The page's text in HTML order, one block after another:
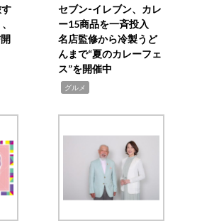
セブン‐イレブン、カレ
ー15商品を一斉投入
名店監修から冷製うど
んまで“夏のカレーフェ
ス”を開催中
グルメ